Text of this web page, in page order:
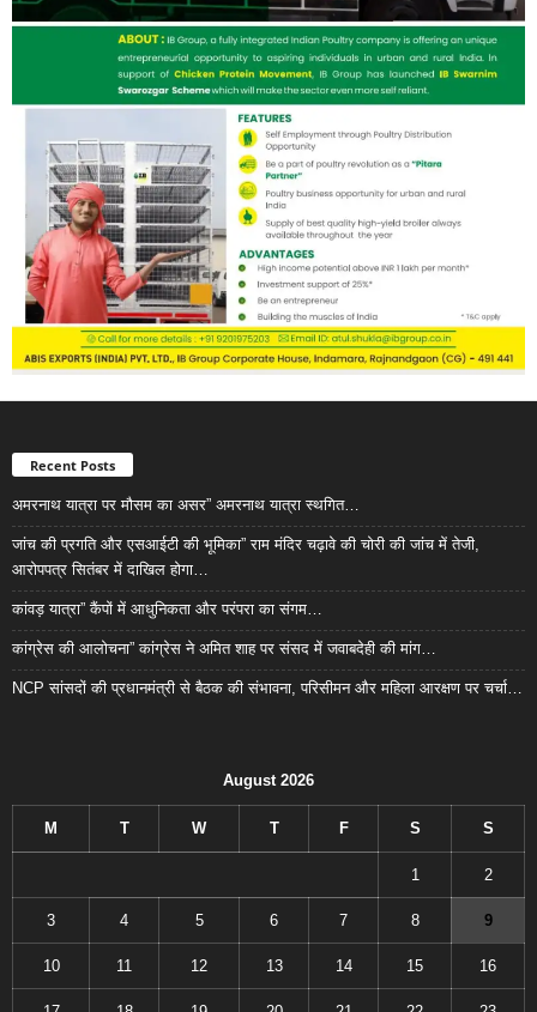
Recent Posts
अमरनाथ यात्रा पर मौसम का असर” अमरनाथ यात्रा स्थगित…
जांच की प्रगति और एसआईटी की भूमिका” राम मंदिर चढ़ावे की चोरी की जांच में तेजी,
आरोपपत्र सितंबर में दाखिल होगा…
कांवड़ यात्रा” कैंपों में आधुनिकता और परंपरा का संगम…
कांग्रेस की आलोचना” कांग्रेस ने अमित शाह पर संसद में जवाबदेही की मांग…
NCP सांसदों की प्रधानमंत्री से बैठक की संभावना, परिसीमन और महिला आरक्षण पर चर्चा…
August 2026
M T W T F S S
1 2
3 4 5 6 7 8 9
10 11 12 13 14 15 16